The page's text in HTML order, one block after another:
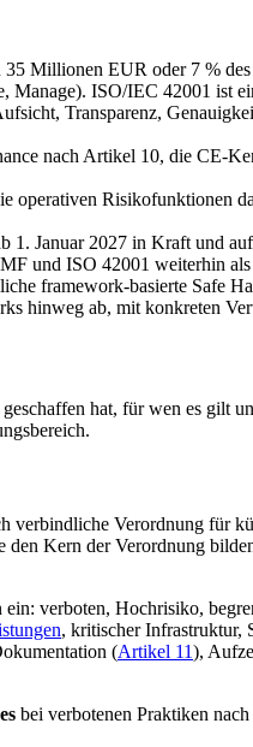
Millionen EUR oder 7 %
ISO/IEC 42001 ist
Transparenz,
nach Artikel 10, die CE-
operativen Risikofunktionen
1. Januar 2027 in Kraft und
und ISO 42001 weiterhin
framework-basierte Safe
hinweg ab, mit konkreten
hat, für wen es gilt
verbindliche Verordnung für
Kern der Verordnung
verboten, Hochrisiko,
, kritischer Infrastruktur,
(Artikel 11),
bei verbotenen Praktiken